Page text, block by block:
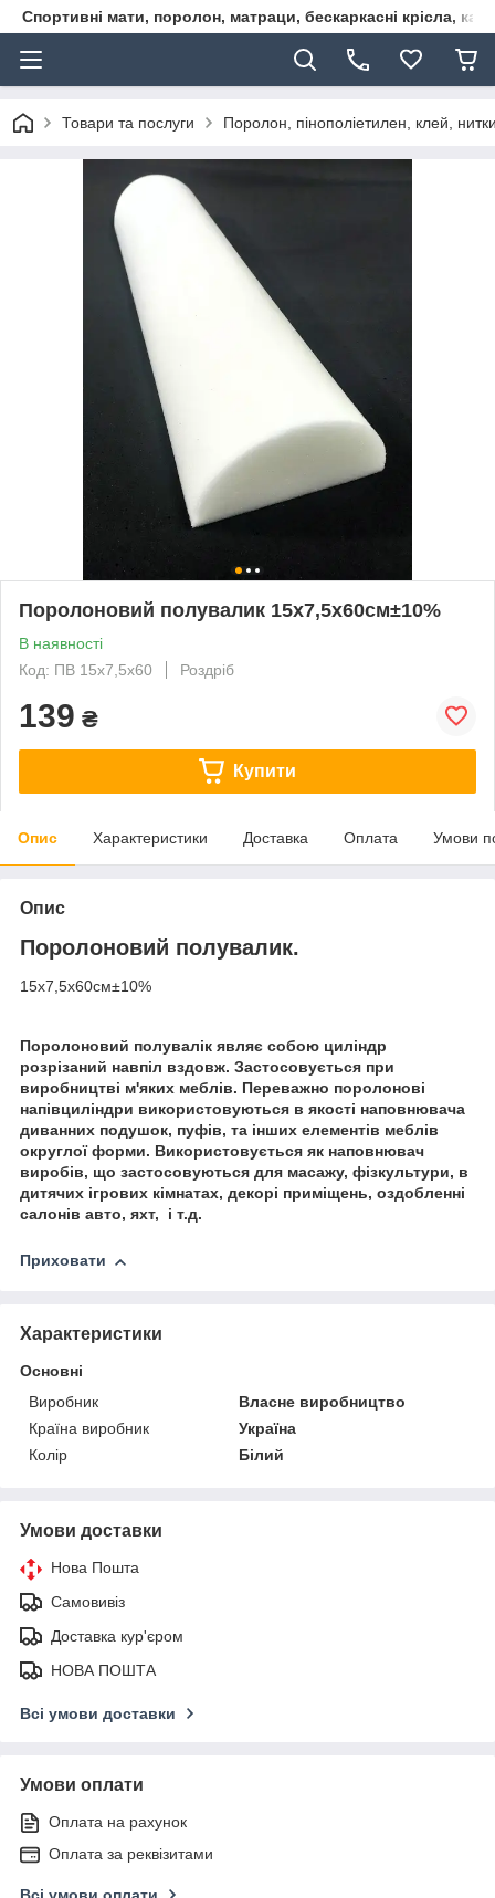
Спортивні мати, поролон, матраци, бескаркасні крісла,
Товари та послуги Поролон, пінополіетилен, клей,
Поролоновий полувалик 15х7,5х60см±10%
В наявності
Код: ПВ 15х7,5х60
Роздріб
139 ₴
Купити
Опис Характеристики Доставка Оплата Умови
Опис
Поролоновий полувалик.
15х7,5х60см±10%
Поролоновий полувалік являє собою циліндр
розрізаний навпіл вздовж. Застосовується при
виробництві м'яких меблів. Переважно поролонові
напівциліндри використовуються в якості наповнювача
диванних подушок, пуфів, та інших елементів меблів
округлої форми. Використовується як наповнювач
виробів, що застосовуються для масажу, фізкультури, в
дитячих ігрових кімнатах, декорі приміщень, оздобленні
салонів авто, яхт, і т.д.
Приховати
Характеристики
Основні
Виробник
Власне виробництво
Країна виробник
Україна
Колір
Білий
Умови доставки
Нова Пошта
Самовивіз
Доставка кур'єром
НОВА ПОШТА
Всі умови доставки
Умови оплати
Оплата на рахунок
Оплата за реквізитами
Всі умови оплати